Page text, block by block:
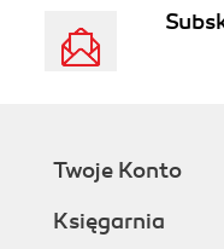
Twoje Konto
Księgarnia